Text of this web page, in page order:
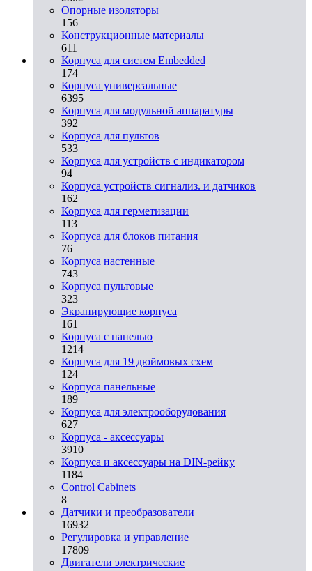
Опорные изоляторы
156
Конструкционные материалы
611
Корпуса для систем Embedded
174
Корпуса универсальные
6395
Корпуса для модульной аппаратуры
392
Корпуса для пультов
533
Корпуса для устройств с индикатором
94
Корпуса устройств сигнализ. и датчиков
162
Корпуса для герметизации
113
Корпуса для блоков питания
76
Корпуса настенные
743
Корпуса пультовые
323
Экранирующие корпуса
161
Корпуса с панелью
1214
Корпуса для 19 дюймовых схем
124
Корпуса панельные
189
Корпуса для электрооборудования
627
Корпуса - аксессуары
3910
Корпуса и аксессуары на DIN-рейку
1184
Control Cabinets
8
Датчики и преобразователи
16932
Регулировка и управление
17809
Двигатели электрические